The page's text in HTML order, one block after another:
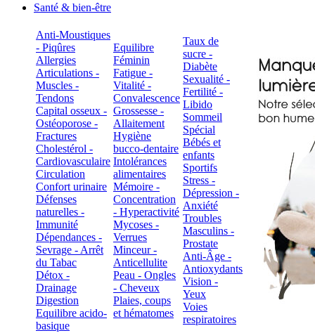
Santé & bien-être
Anti-Moustiques
- Piqûres
Allergies
Articulations -
Muscles -
Tendons
Capital osseux -
Ostéoporose -
Fractures
Cholestérol -
Cardiovasculaire
Circulation
Confort urinaire
Défenses
naturelles -
Immunité
Dépendances -
Sevrage - Arrêt
du Tabac
Détox -
Drainage
Digestion
Equilibre acido-
basique
Equilibre
Féminin
Fatigue -
Vitalité -
Convalescence
Grossesse -
Allaitement
Hygiène
bucco-dentaire
Intolérances
alimentaires
Mémoire -
Concentration
- Hyperactivité
Mycoses -
Verrues
Minceur -
Anticellulite
Peau - Ongles
- Cheveux
Plaies, coups
et hématomes
Taux de
sucre -
Diabète
Sexualité -
Fertilité -
Libido
Sommeil
Spécial
Bébés et
enfants
Sportifs
Stress -
Dépression -
Anxiété
Troubles
Masculins -
Prostate
Anti-Âge -
Antioxydants
Vision -
Yeux
Voies
respiratoires